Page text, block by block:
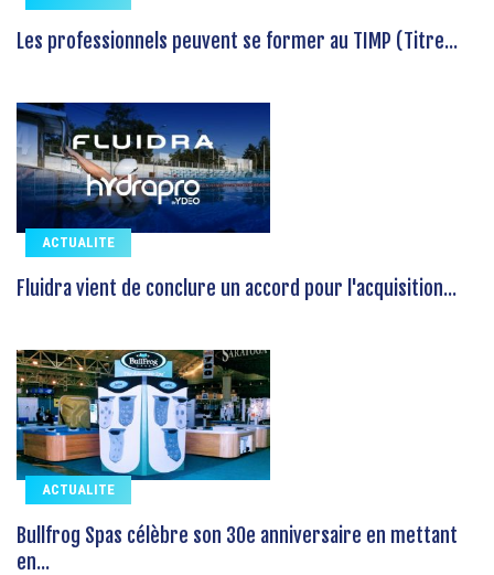
Les professionnels peuvent se former au TIMP (Titre...
ACTUALITE
Fluidra vient de conclure un accord pour l'acquisition...
ACTUALITE
Bullfrog Spas célèbre son 30e anniversaire en mettant
en...